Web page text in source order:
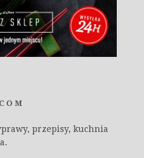
przepisy, kuchnia